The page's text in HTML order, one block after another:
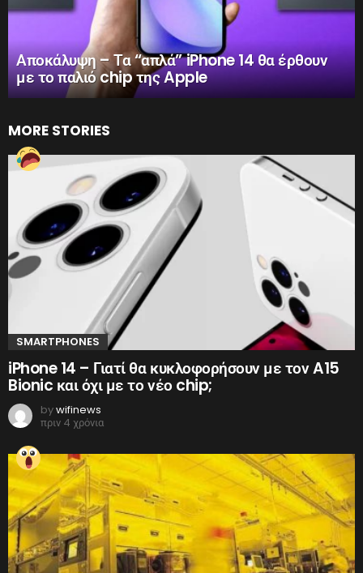
Αποκάλυψη – Τα “απλά” iPhone 14 θα έρθουν
με το παλιό chip της Apple
MORE STORIES
SMARTPHONES
iPhone 14 – Γιατί θα κυκλοφορήσουν με τον A15
Bionic και όχι με το νέο chip;
bywifinews
πριν 4 χρόνια